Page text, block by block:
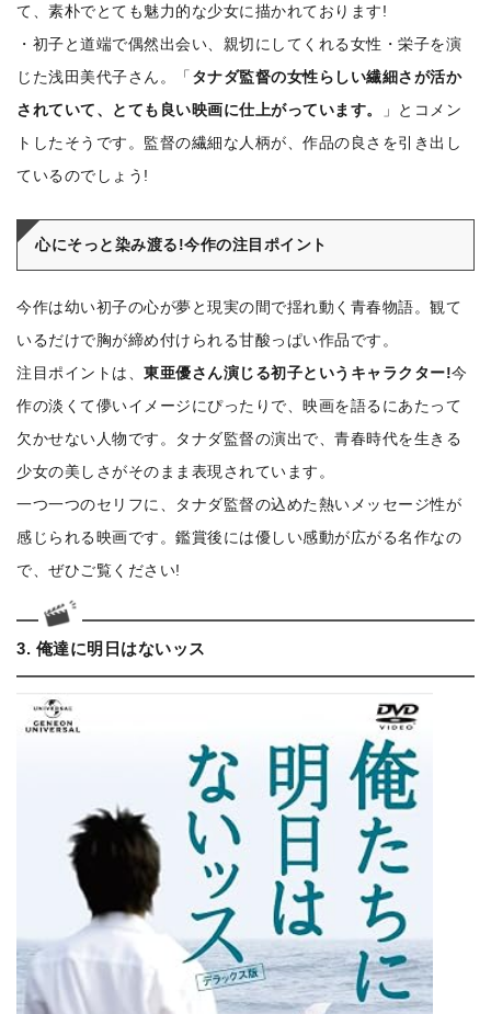
て、素朴でとても魅力的な少女に描かれております!
・初子と道端で偶然出会い、親切にしてくれる女性・栄子を演
じた浅田美代子さん。「タナダ監督の女性らしい繊細さが活か
されていて、とても良い映画に仕上がっています。
」とコメン
トしたそうです。監督の繊細な人柄が、作品の良さを引き出し
ているのでしょう!
心にそっと染み渡る!今作の注目ポイント
今作は幼い初子の心が夢と現実の間で揺れ動く青春物語。観て
いるだけで胸が締め付けられる甘酸っぱい作品です。
注目ポイントは、東亜優さん演じる初子というキャラクター!今
作の淡くて儚いイメージにぴったりで、映画を語るにあたって
欠かせない人物です。タナダ監督の演出で、青春時代を生きる
少女の美しさがそのまま表現されています。
一つ一つのセリフに、タナダ監督の込めた熱いメッセージ性が
感じられる映画です。鑑賞後には優しい感動が広がる名作なの
で、ぜひご覧ください!
3. 俺達に明日はないッス